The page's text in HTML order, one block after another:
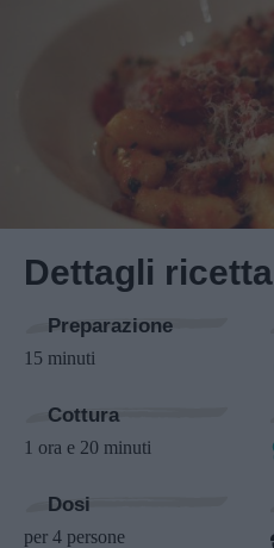
Dettagli ricetta
Preparazione
15 minuti
Cottura
1 ora e 20 minuti
Dosi
per 4 persone